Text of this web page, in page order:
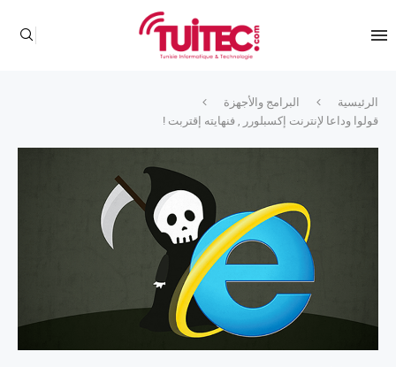
الرئيسية
البرامج والأجهزة
قولوا وداعا لإنترنت إكسبلورر , فنهايته إقتربت !